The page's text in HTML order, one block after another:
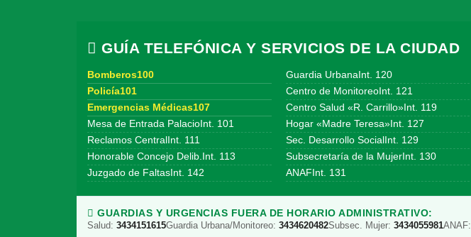
GUÍA TELEFÓNICA Y SERVICIOS DE LA CIUDAD
Bomberos100
Policía101
Emergencias Médicas107
Mesa de Entrada PalacioInt. 101
Reclamos CentralInt. 111
Honorable Concejo Delib.Int. 113
Juzgado de FaltasInt. 142
Guardia UrbanaInt. 120
Centro de MonitoreoInt. 121
Centro Salud «R. Carrillo»Int. 119
Hogar «Madre Teresa»Int. 127
Sec. Desarrollo SocialInt. 129
Subsecretaría de la MujerInt. 130
ANAFInt. 131
GUARDIAS Y URGENCIAS FUERA DE HORARIO ADMINISTRATIVO:
Salud: 3434151615Guardia Urbana/Monitoreo: 3434620482Subsec. Mujer: 3434055981ANAF: